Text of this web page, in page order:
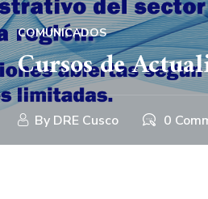
COMUNICADOS
Cursos de
By DRE Cusco 0